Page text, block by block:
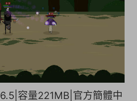
容量221MB|官方簡體中